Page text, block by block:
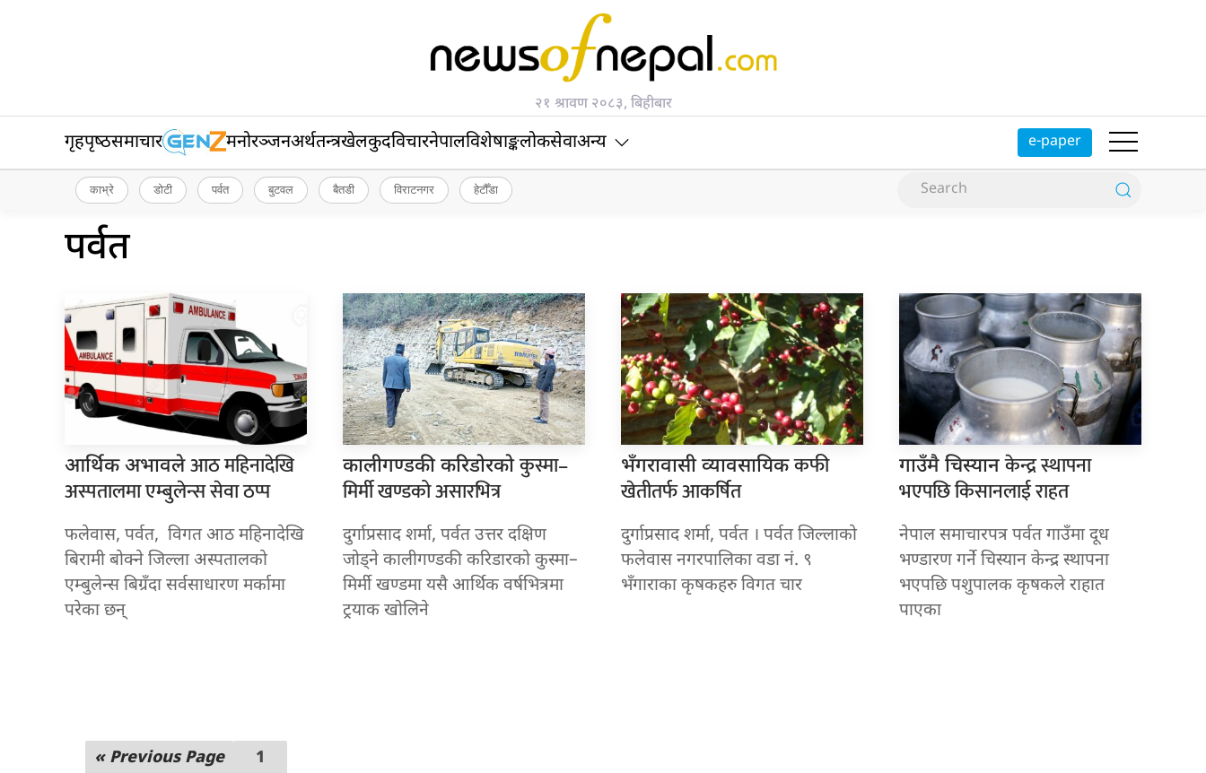
२१ श्रावण २०८३, बिहीबार
गृहपृष्‍ठसमाचार मनोरञ्जनअर्थतन्त्रखेलकुदविचारनेपालविशेषाङ्कलोकसेवाअन्य e-paper
काभ्रे डोटी पर्वत बुटवल बैतडी विराटनगर हेटौँडा
पर्वत
आर्थिक अभावलेआठ महिनादेखि
अस्पतालमा एम्बुलेन्स सेवा ठप्प
फलेवास, पर्वत, विगत आठ महिनादेखि
बिरामी बोक्ने जिल्ला अस्पतालको
एम्बुलेन्स बिग्रँदा सर्वसाधारण मर्कामा
परेका छन्
कालीगण्डकी करिडोरकोकुस्मा–
मिर्मी खण्डको असारभित्र
दुर्गाप्रसाद शर्मा, पर्वत उत्तर दक्षिण
जोड्ने कालीगण्डकी करिडारको कुस्मा–
मिर्मी खण्डमा यसै आर्थिक वर्षभित्रमा
ट्रयाक खोलिने
भँगरावासी व्यावसायिककफी
खेतीतर्फ आकर्षित
दुर्गाप्रसाद शर्मा, पर्वत । पर्वत जिल्लाको
फलेवास नगरपालिका वडा नं. ९
भँगाराका कृषकहरु विगत चार
गाउँमै चिस्यानकेन्द्र स्थापना
भएपछि किसानलाई राहत
नेपाल समाचारपत्र पर्वत गाउँमा दूध
भण्डारण गर्ने चिस्यान केन्द्र स्थापना
भएपछि पशुपालक कृषकले राहात
पाएका
« Previous Page
1